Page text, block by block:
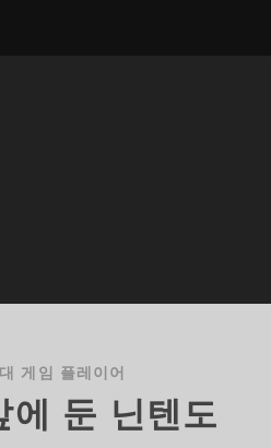
게임 플레이어
에 둔 닌텐도